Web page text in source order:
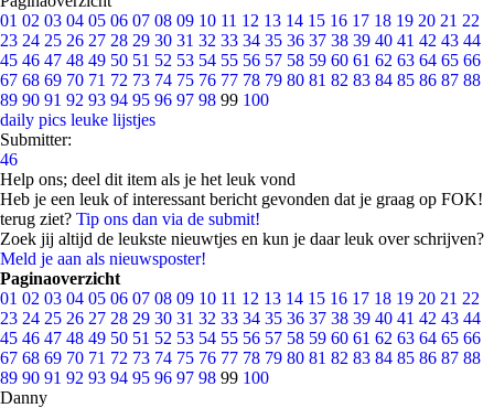
01 02 03 04 05 06 07 08 09 10 11 12 13 14 15 16 17 18 19 20 21 22
23 24 25 26 27 28 29 30 31 32 33 34 35 36 37 38 39 40 41 42 43 44
45 46 47 48 49 50 51 52 53 54 55 56 57 58 59 60 61 62 63 64 65 66
67 68 69 70 71 72 73 74 75 76 77 78 79 80 81 82 83 84 85 86 87 88
89 90 91 92 93 94 95 96 97 98 99 100
daily pics leuke lijstjes
Submitter:
46
Help ons; deel dit item als je het leuk vond
Heb je een leuk of interessant bericht gevonden dat je graag op FOK!
terug ziet? Tip ons dan via de submit!
Zoek jij altijd de leukste nieuwtjes en kun je daar leuk over schrijven?
Meld je aan als nieuwsposter!
Paginaoverzicht
01 02 03 04 05 06 07 08 09 10 11 12 13 14 15 16 17 18 19 20 21 22
23 24 25 26 27 28 29 30 31 32 33 34 35 36 37 38 39 40 41 42 43 44
45 46 47 48 49 50 51 52 53 54 55 56 57 58 59 60 61 62 63 64 65 66
67 68 69 70 71 72 73 74 75 76 77 78 79 80 81 82 83 84 85 86 87 88
89 90 91 92 93 94 95 96 97 98 99 100
Danny